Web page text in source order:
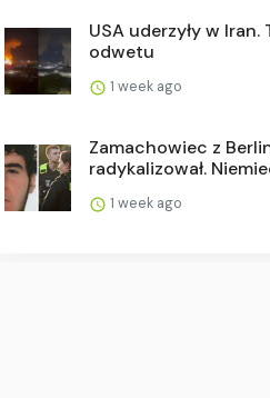
USA uderzyły w Iran.
odwetu
1 week ago
Zamachowiec z
radykalizował.
1 week ago